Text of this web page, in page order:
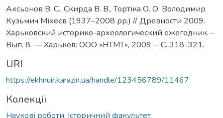
Аксьонов В. С., Скирда В. В., Тортіка О. О. Володимир
Кузьмич Міхеєв (1937–2008 рр.) // Древности 2009.
Харьковский историко-археологический ежегодник. –
Вып. 8. — Харьков: ООО «НТМТ», 2009. – C. 318-321.
URI
https://ekhnuir.karazin.ua/handle/123456789/11467
Колекції
Наукові роботи. Історичний факультет